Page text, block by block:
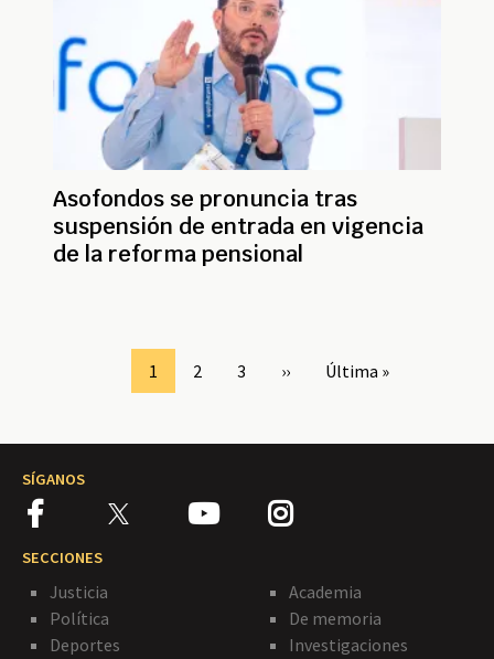
Asofondos se pronuncia tras
suspensión de entrada en vigencia
de la reforma pensional
Page
1 Page
2 Page
3
Siguiente
››
Última
Última »
SÍGANOS
SECCIONES
Justicia
Política
Deportes
Academia
De memoria
Investigaciones